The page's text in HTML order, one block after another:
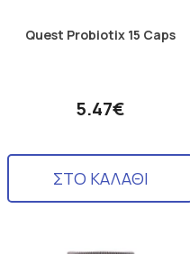
Quest Probiotix 15 Caps
5.47€
ΣΤΟ ΚΑΛΑΘΙ